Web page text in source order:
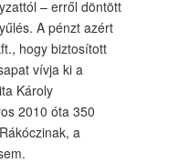
– erről döntött
A pénzt azért
hogy biztosított
vívja ki a
Károly
2010 óta 350
a